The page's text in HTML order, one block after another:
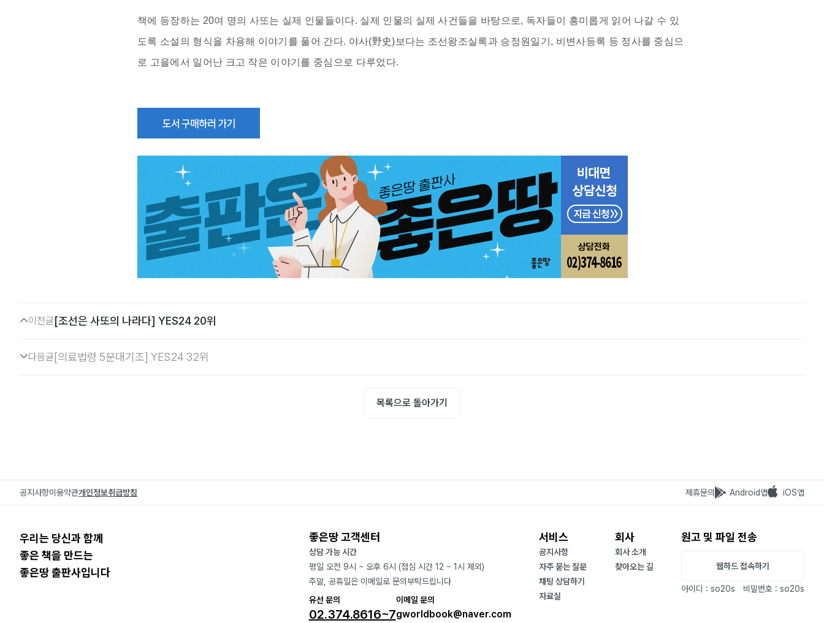
책에 등장하는 20여 명의 사또는 실제 인물들이다. 실제 인물의 실제 사건들을 바탕으로, 독자들이 흥미롭게 읽어 나갈 수 있
도록 소설의 형식을 차용해 이야기를 풀어 간다. 야사(野史)보다는 조선왕조실록과 승정원일기, 비변사등록 등 정사를 중심으
로 고을에서 일어난 크고 작은 이야기를 중심으로 다루었다.
이전글[조선은 사또의 나라다] YES24 20위
다음글 [의료법령 5분대기조] YES24 32위
목록으로 돌아가기
공지사항이용약관개인정보취급방침 제휴문의 Android앱 iOS앱
우리는 당신과 함께
좋은 책을 만드는
좋은땅 출판사입니다
좋은땅 고객센터
상담 가능 시간
평일 오전 9시 ~ 오후 6시 (점심 시간 12 ~ 1시 제외)
주말, 공휴일은 이메일로 문의부탁드립니다
유선 문의
02.374.8616~7
이메일 문의
gworldbook@naver.com
서비스
공지사항
자주 묻는 질문
채팅 상담하기
자료실
회사
회사 소개
찾아오는 길
원고 및 파일 전송
웹하드 접속하기
아이디 : so20s 비밀번호 : so20s